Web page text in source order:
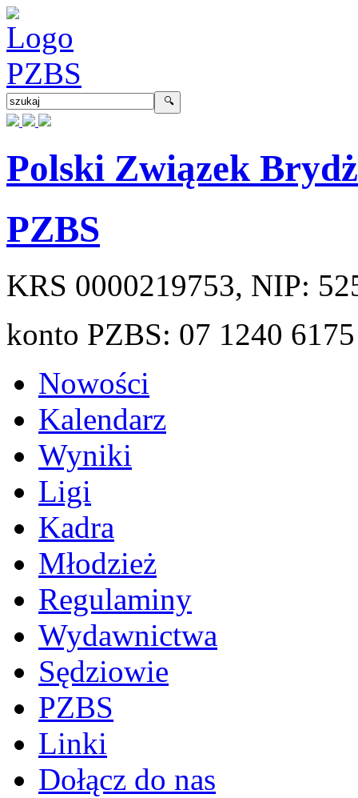
Polski Związek
PZBS
KRS 0000219753, NIP:
konto PZBS: 07 1240
Nowości
Kalendarz
Wyniki
Ligi
Kadra
Młodzież
Regulaminy
Wydawnictwa
Sędziowie
PZBS
Linki
Dołącz do nas